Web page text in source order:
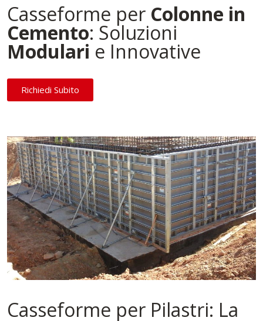
Casseforme per Colonne in
Cemento: Soluzioni
Modulari e Innovative
Richiedi Subito
Casseforme per Pilastri: La